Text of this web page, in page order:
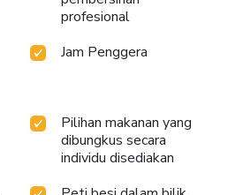
profesional
Jam Penggera
Pilihan makanan yang
dibungkus secara
individu disediakan